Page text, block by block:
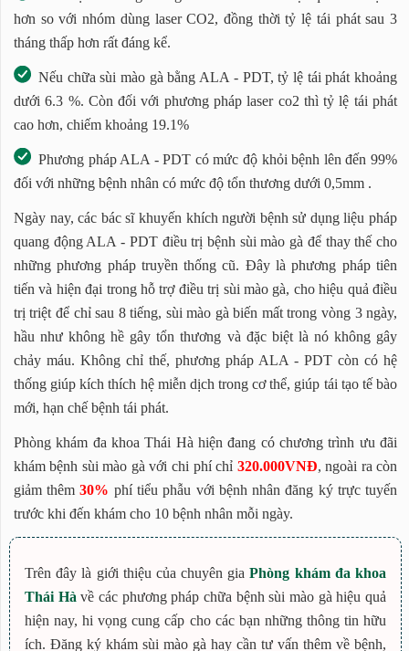
hơn so với nhóm dùng laser CO2, đồng thời tỷ lệ tái phát sau 3
tháng thấp hơn rất đáng kể.
Nếu chữa sùi mào gà bằng ALA - PDT, tỷ lệ tái phát khoảng
dưới 6.3 %. Còn đối với phương pháp laser co2 thì tỷ lệ tái phát
cao hơn, chiếm khoảng 19.1%
Phương pháp ALA - PDT có mức độ khỏi bệnh lên đến 99%
đối với những bệnh nhân có mức độ tổn thương dưới 0,5mm .
Ngày nay, các bác sĩ khuyến khích người bệnh sử dụng liệu pháp
quang động ALA - PDT điều trị bệnh sùi mào gà để thay thế cho
những phương pháp truyền thống cũ. Đây là phương pháp tiên
tiến và hiện đại trong hỗ trợ điều trị sùi mào gà, cho hiệu quả điều
trị triệt để chỉ sau 8 tiếng, sùi mào gà biến mất trong vòng 3 ngày,
hầu như không hề gây tổn thương và đặc biệt là nó không gây
chảy máu. Không chỉ thế, phương pháp ALA - PDT còn có hệ
thống giúp kích thích hệ miễn dịch trong cơ thể, giúp tái tạo tế bào
mới, hạn chế bệnh tái phát.
Phòng khám đa khoa Thái Hà hiện đang có chương trình ưu đãi
khám bệnh sùi mào gà với chi phí chỉ 320.000VNĐ, ngoài ra còn
giảm thêm30% phí tiểu phẫu với bệnh nhân đăng ký trực tuyến
trước khi đến khám cho 10 bệnh nhân mỗi ngày.
Trên đây là giới thiệu của chuyên giaPhòng khám đa khoa
Thái Hà về các phương pháp chữa bệnh sùi mào gà hiệu quả
hiện nay, hi vọng cung cấp cho các bạn những thông tin hữu
ích. Đăng ký khám sùi mào gà hay cần tư vấn thêm về bệnh,